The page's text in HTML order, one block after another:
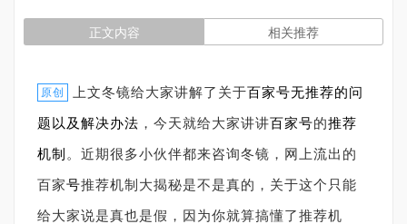
正文内容 相关推荐
原创 上文冬镜给大家讲解了关于百家号无推荐的问
题以及解决办法 ，今天就给大家讲讲百家号的推荐
机制 。近期很多小伙伴都来咨询冬镜，网上流出的
百家号推荐机制大揭秘是不是真的，关于这个只能
给大家说是真也是假，因为你就算搞懂了推荐机